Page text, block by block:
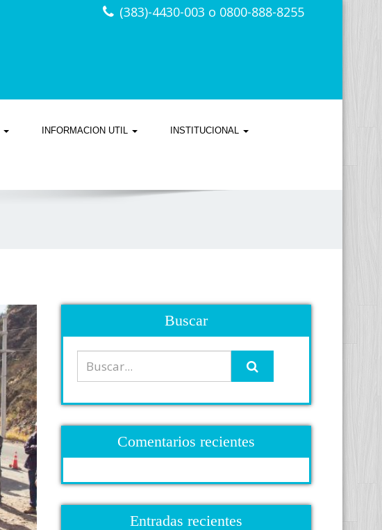
(383)-4430-003 o 0800-888-8255
INFORMACION UTIL INSTITUCIONAL
Buscar
Comentarios recientes
Entradas recientes